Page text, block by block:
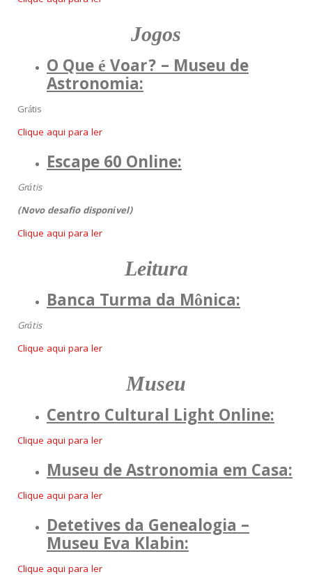
Jogos
O Que é Voar? – Museu de
Astronomia:
Grátis
Clique aqui para ler
Escape 60 Online:
Grátis
(Novo desafio disponível)
Clique aqui para ler
Leitura
Banca Turma da Mônica:
Grátis
Clique aqui para ler
Museu
Centro Cultural Light Online:
Clique aqui para ler
Museu de Astronomia em Casa:
Clique aqui para ler
Detetives da Genealogia –
Museu Eva Klabin:
Clique aqui para ler